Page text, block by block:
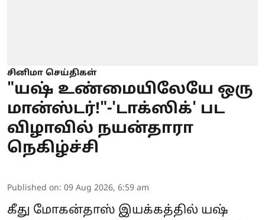
சினிமா செய்திகள்
"யஷ் உண்மையிலேயே ஒரு
மான்ஸ்டர்!"-'டாக்ஸிக்' பட
விழாவில் நயன்தாரா
நெகிழ்ச்சி
Published on: 09 Aug 2026, 6:59 am
கீது மோகன்தாஸ் இயக்கத்தில் யஷ்